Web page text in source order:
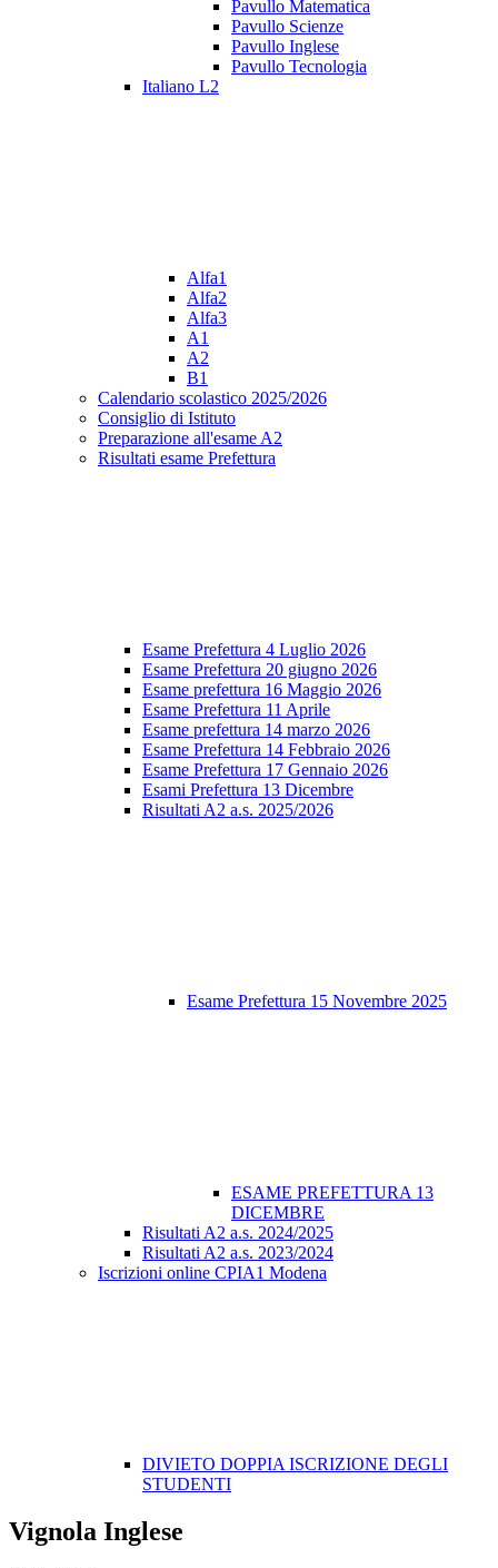
Pavullo Matematica
Pavullo Scienze
Pavullo Inglese
Pavullo Tecnologia
Italiano L2
Alfa1
Alfa2
Alfa3
A1
A2
B1
Calendario scolastico 2025/2026
Consiglio di Istituto
Preparazione all'esame A2
Risultati esame Prefettura
Esame Prefettura 4 Luglio 2026
Esame Prefettura 20 giugno 2026
Esame prefettura 16 Maggio 2026
Esame Prefettura 11 Aprile
Esame prefettura 14 marzo 2026
Esame Prefettura 14 Febbraio 2026
Esame Prefettura 17 Gennaio 2026
Esami Prefettura 13 Dicembre
Risultati A2 a.s. 2025/2026
Esame Prefettura 15 Novembre 2025
ESAME PREFETTURA 13
DICEMBRE
Risultati A2 a.s. 2024/2025
Risultati A2 a.s. 2023/2024
Iscrizioni online CPIA1 Modena
DIVIETO DOPPIA ISCRIZIONE DEGLI
STUDENTI
Vignola Inglese